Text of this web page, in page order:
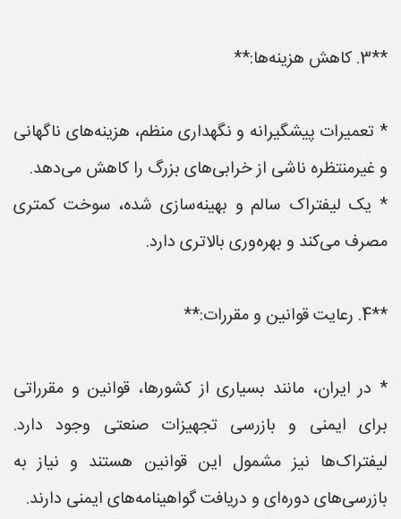
**3. کاهش هزینه‌ها:**
* تعمیرات پیشگیرانه و نگهداری منظم، هزینه‌های ناگهانی
و غیرمنتظره ناشی از خرابی‌های بزرگ را کاهش می‌دهد.
* یک لیفتراک سالم و بهینه‌سازی شده، سوخت کمتری
مصرف می‌کند و بهره‌وری بالاتری دارد.
**4. رعایت قوانین و مقررات:**
* در ایران، مانند بسیاری از کشورها، قوانین و مقرراتی
برای ایمنی و بازرسی تجهیزات صنعتی وجود دارد.
لیفتراک‌ها نیز مشمول این قوانین هستند و نیاز به
بازرسی‌های دوره‌ای و دریافت گواهینامه‌های ایمنی دارند.